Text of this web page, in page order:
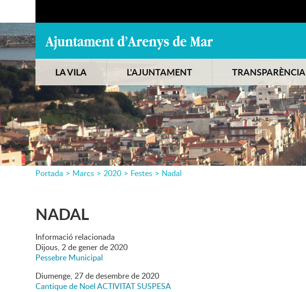
LA VILA L'AJUNTAMENT TRANSPARÈNCIA
Portada > Marcs > 2020 > Festes > Nadal
NADAL
Informació relacionada
Dijous, 2de generde2020
Pessebre Municipal
Diumenge, 27dedesembrede2020
Cantique de Noël ACTIVITAT SUSPESA